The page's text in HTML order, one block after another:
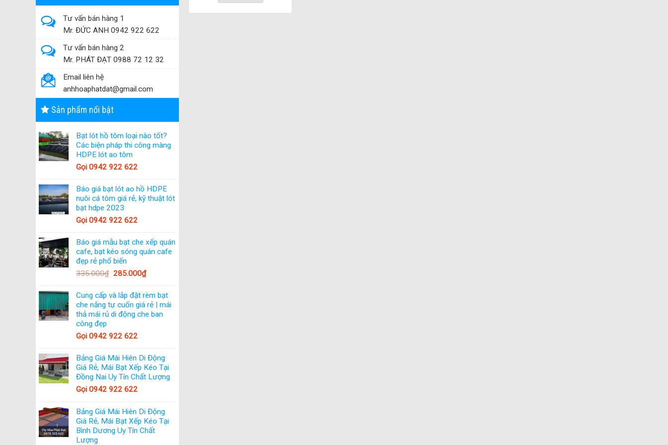
Tư vấn bán hàng 1
Mr. ĐỨC ANH 0942 922 622
Tư vấn bán hàng 2
Mr. PHÁT ĐẠT 0988 72 12 32
Email liên hệ
anhhoaphatdat@gmail.com
Sản phẩm nổi bật
Bạt lót hồ tôm loại nào tốt?
Các biện pháp thi công màng
HDPE lót ao tôm
Gọi 0942 922 622
Báo giá bạt lót ao hồ HDPE
nuôi cá tôm giá rẻ, kỹ thuật lót
bạt hdpe 2023
Gọi 0942 922 622
Báo giá mẫu bạt che xếp quán
cafe, bạt kéo sóng quán cafe
đẹp rẻ phổ biến
335.000₫ 285.000₫
Cung cấp và lắp đặt rèm bạt
che nắng tự cuốn giá rẻ | mái
thả mái rủ di động che ban
công đẹp
Gọi 0942 922 622
Bảng Giá Mái Hiên Di Động
Giá Rẻ, Mái Bạt Xếp Kéo Tại
Đồng Nai Uy Tín Chất Lượng
Gọi 0942 922 622
Bảng Giá Mái Hiên Di Động
Giá Rẻ, Mái Bạt Xếp Kéo Tại
Bình Dương Uy Tín Chất
Lượng